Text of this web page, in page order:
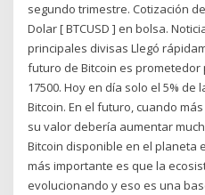
segundo trimestre. Cotización
Dolar [ BTCUSD ] en bolsa.
principales divisas Llegó
futuro de Bitcoin es
17500. Hoy en día solo el 5%
Bitcoin. En el futuro, cuando
su valor debería aumentar
Bitcoin disponible en el planeta
más importante es que la
evolucionando y eso es una